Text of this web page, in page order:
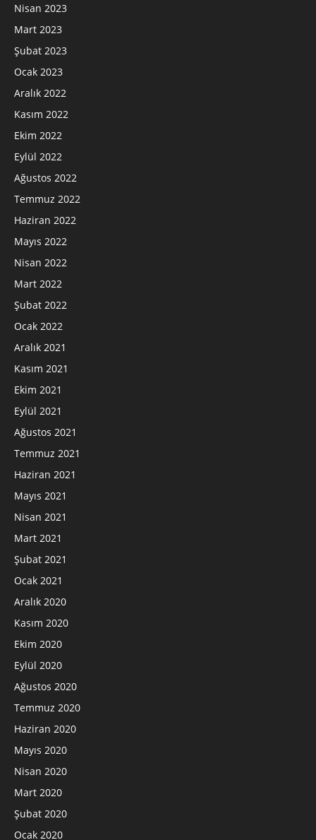
Nisan 2023
Mart 2023
Şubat 2023
Ocak 2023
Aralık 2022
Kasım 2022
Ekim 2022
Eylül 2022
Ağustos 2022
Temmuz 2022
Haziran 2022
Mayıs 2022
Nisan 2022
Mart 2022
Şubat 2022
Ocak 2022
Aralık 2021
Kasım 2021
Ekim 2021
Eylül 2021
Ağustos 2021
Temmuz 2021
Haziran 2021
Mayıs 2021
Nisan 2021
Mart 2021
Şubat 2021
Ocak 2021
Aralık 2020
Kasım 2020
Ekim 2020
Eylül 2020
Ağustos 2020
Temmuz 2020
Haziran 2020
Mayıs 2020
Nisan 2020
Mart 2020
Şubat 2020
Ocak 2020